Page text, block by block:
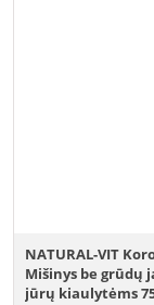
NATURAL-VIT
Mišinys be grūdų
jūrų kiaulytėms